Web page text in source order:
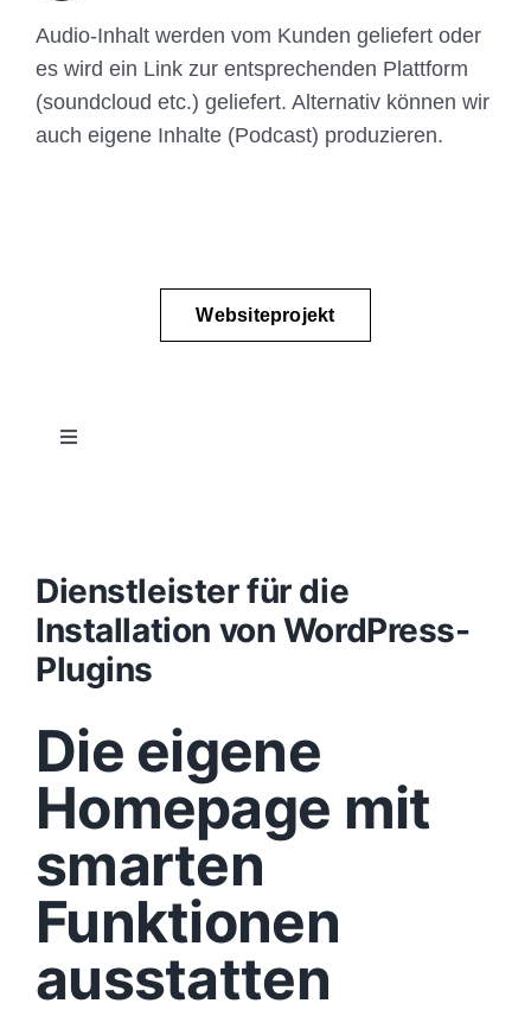
Audio-Inhalt werden vom Kunden geliefert oder
es wird ein Link zur entsprechenden Plattform
(soundcloud etc.) geliefert. Alternativ können wir
auch eigene Inhalte (Podcast) produzieren.
Websiteprojekt
Toggle
Konzept
Design
Content
Funktionen
Aufbau
Traffic
Dienstleister für die
Installation von WordPress-
Plugins
Die eigene
Homepage mit
smarten
Funktionen
ausstatten